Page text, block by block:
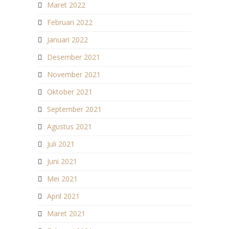
Maret 2022
Februari 2022
Januari 2022
Desember 2021
November 2021
Oktober 2021
September 2021
Agustus 2021
Juli 2021
Juni 2021
Mei 2021
April 2021
Maret 2021